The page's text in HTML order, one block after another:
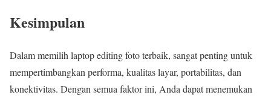
Kesimpulan
Dalam memilih laptop editing foto terbaik, sangat penting untuk
mempertimbangkan performa, kualitas layar, portabilitas, dan
konektivitas. Dengan semua faktor ini, Anda dapat menemukan